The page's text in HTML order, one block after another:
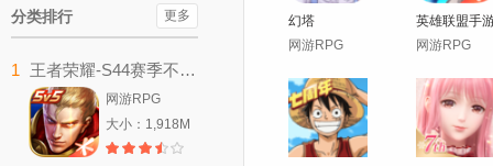
幻塔
网游RPG
英雄联盟手
网游RPG
更多
分类排行
1 王者荣耀-S44赛季不拘命格
网游RPG
大小：1,918M